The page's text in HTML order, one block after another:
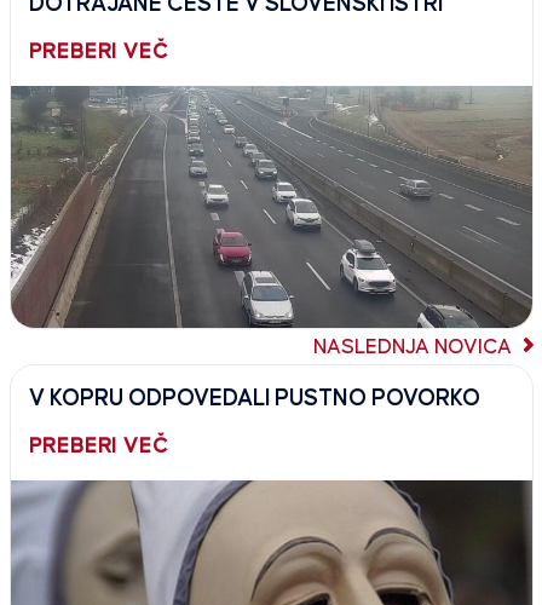
PREBERI VEČ
NASLEDNJA NOVICA
V KOPRU ODPOVEDALI PUSTNO POVORKO
PREBERI VEČ